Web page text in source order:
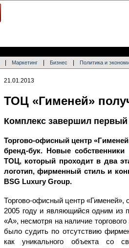
Маркетинг Бизнес Политика и
21.01.2013
ТОЦ «Гименей»
Комплекс завершил первый
Торгово-офисный центр
бренд-бук. Новые
ТОЦ, который проходит в два
логотип, фирменный стиль и
BSG Luxury Group.
Торгово-офисный центр «Гименей»,
2005 году и являющийся одним
«А», несмотря на наличие
было судить по отсутствию
как уникального объекта со